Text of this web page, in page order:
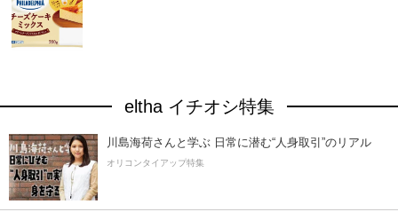
eltha イチオシ特集
川島海荷さんと学ぶ 日常に潜む“人身取引”のリアル
オリコンタイアップ特集